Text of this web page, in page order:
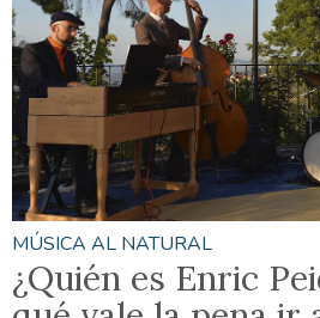
MÚSICA AL NATURAL
¿Quién es Enric